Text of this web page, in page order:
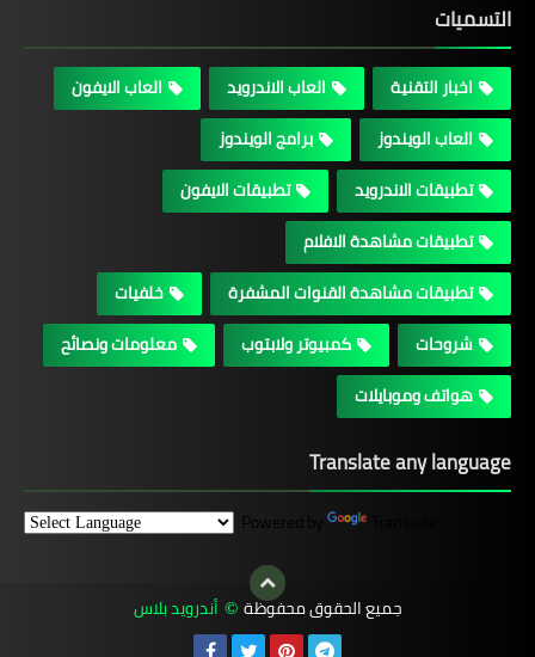
التسميات
اخبار التقنية العاب الاندرويد
العاب الايفون
العاب الويندوز
برامج الويندوز
تطبيقات الاندرويد
تطبيقات الايفون
تطبيقات مشاهدة الافلام
تطبيقات مشاهدة القنوات المشفرة
خلفيات
شروحات
كمبيوتر ولابتوب
معلومات ونصائح
هواتف وموبايلات
Translate any language
Powered by
جميع الحقوق محفوظة © أندرويد بلاس